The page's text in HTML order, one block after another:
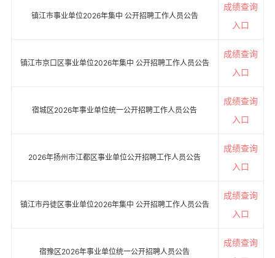
镇江市事业单位2026年集中 公开招聘工作人员公告
成绩查询
入口
镇江市京口区事业单位2026年集中 公开招聘工作人员公告
成绩查询
入口
宿城区2026年事业单位统一公开招聘工作人员公告
成绩查询
入口
2026年扬州市江都区事业单位公开招聘工作人员公告
成绩查询
入口
镇江市丹徒区事业单位2026年集中 公开招聘工作人员公告
成绩查询
入口
宿豫区2026年事业单位统一公开招聘人员公告
成绩查询